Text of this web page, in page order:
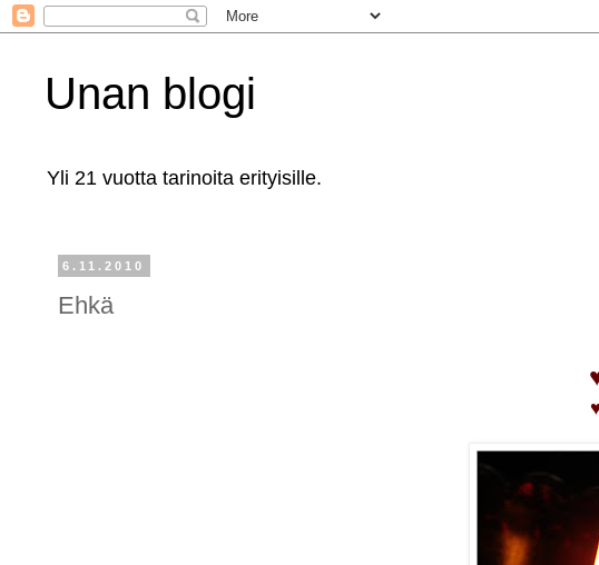
Unan blogi
Yli 21 vuotta tarinoita erityisille.
6.11.2010
Ehkä